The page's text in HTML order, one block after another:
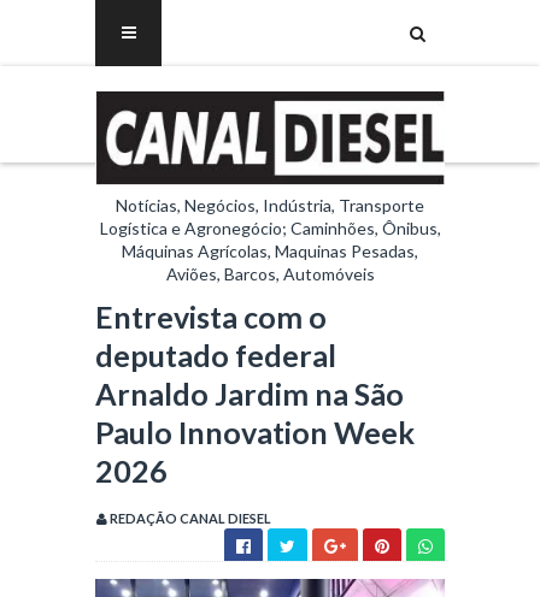
Notícias, Negócios, Indústria, Transporte
Logística e Agronegócio; Caminhões, Ônibus,
Máquinas Agrícolas, Maquinas Pesadas,
Aviões, Barcos, Automóveis
Entrevista com o
deputado federal
Arnaldo Jardim na São
Paulo Innovation Week
2026
REDAÇÃO CANAL DIESEL